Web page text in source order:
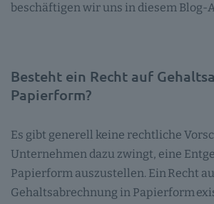
beschäftigen wir uns in diesem Blog-
Besteht ein Recht auf
Papierform?
Es gibt generell keine rechtliche
Unternehmen dazu zwingt, eine
Papierform auszustellen. Ein Recht
Gehaltsabrechnung in Papierform